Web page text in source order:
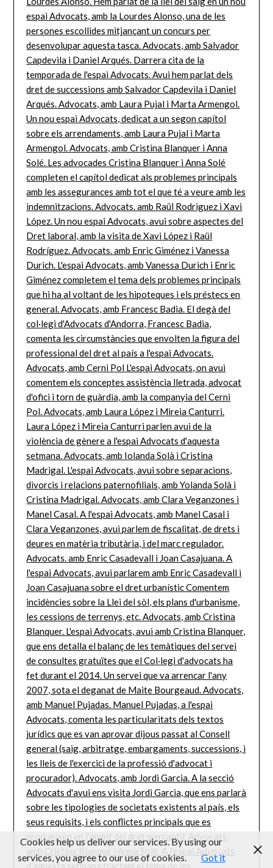
Cookies help us deliver our services. By using our
services, you agree to our use of cookies.
Got it